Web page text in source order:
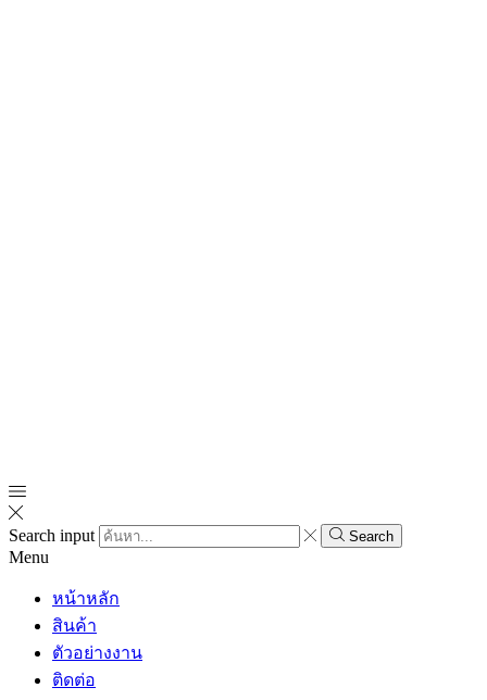
Search input Search
Menu
หน้าหลัก
สินค้า
ตัวอย่างงาน
ติดต่อ